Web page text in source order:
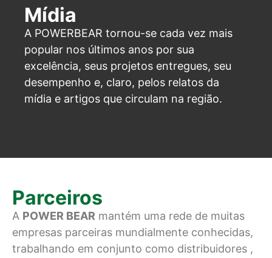
Mídia
A POWERBEAR tornou-se cada vez mais
popular nos últimos anos por sua
excelência, seus projetos entregues, seu
desempenho e, claro, pelos relatos da
mídia e artigos que circulam na região.
Parceiros
A POWER BEAR mantém uma rede de muitas
empresas parceiras mundialmente conhecidas,
trabalhando em conjunto como distribuidores ,